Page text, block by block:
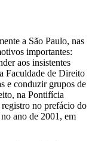
a São Paulo, nas
importantes:
aos insistentes
Faculdade de Direito
e conduzir grupos de
na Pontifícia
no prefácio do
ano de 2001, em